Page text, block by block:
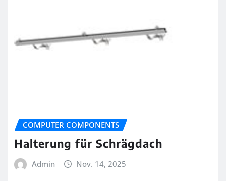
COMPUTER COMPONENTS
Halterung für Schrägdach
Admin Nov. 14, 2025